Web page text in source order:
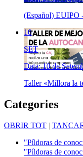
(Español) EUIPO
10
SET
Data: 10 de
Taller «Millora la
Categories
OBRIR TOT |
"Píldoras de
"Píldoras de